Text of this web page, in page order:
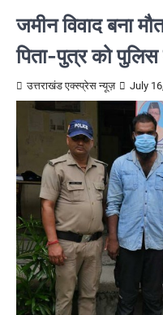
जमीन विवाद बना
पिता-पुत्र को पुलिस
उत्तराखंड एक्स्प्रेस न्यूज़ July